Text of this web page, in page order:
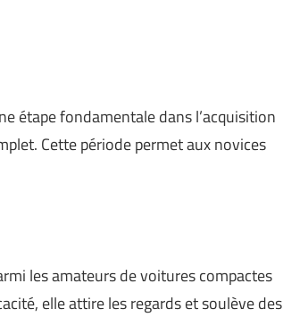
étape fondamentale dans l’acquisition
Cette période permet aux novices
les amateurs de voitures compactes
elle attire les regards et soulève des